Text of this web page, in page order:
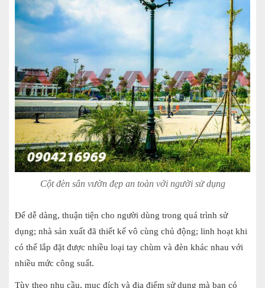
Cột đèn sân vườn đẹp an toàn với người sử dụng
Để dễ dàng, thuận tiện cho người dùng trong quá trình sử
dụng; nhà sản xuất đã thiết kế vô cùng chủ động; linh hoạt khi
có thể lắp đặt được nhiều loại tay chùm và đèn khác nhau với
nhiều mức công suất.
Tùy theo nhu cầu, mục đích và địa điểm sử dụng mà bạn có